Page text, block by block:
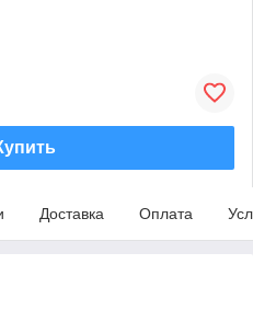
Доставка Оплата